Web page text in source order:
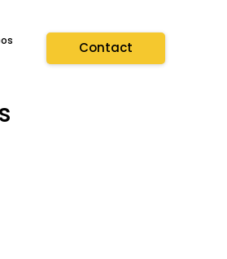
Contact